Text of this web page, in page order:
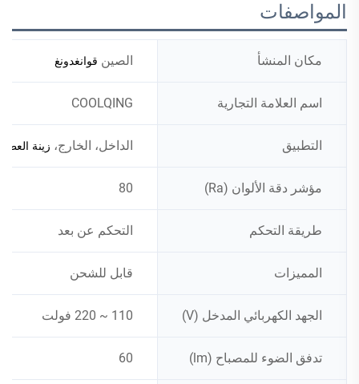
المواصفات
مكان المنشأ الصين قوانغدونغ
اسم العلامة التجارية COOLQING
التطبيق الداخل، الخارج، زينة
مؤشر دقة الألوان (Ra) 80
طريقة التحكم التحكم عن بعد
المميزات قابل للشحن
الجهد الكهربائي المدخل (V) 110 ~ 220 فولت
تدفق الضوء للمصباح (lm) 60